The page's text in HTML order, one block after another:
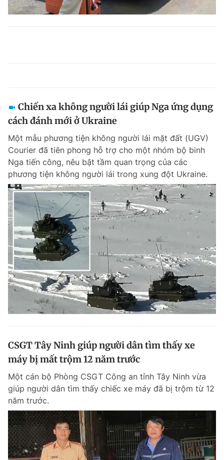
Chiến xa không người lái giúp Nga ứng dụng
cách đánh mới ở Ukraine
Một mẫu phương tiện không người lái mặt đất (UGV)
Courier đã tiên phong hỗ trợ cho một nhóm bộ binh
Nga tiến công, nêu bật tầm quan trọng của các
phương tiện không người lái trong xung đột Ukraine.
CSGT Tây Ninh giúp người dân tìm thấy xe
máy bị mất trộm 12 năm trước
Một cán bộ Phòng CSGT Công an tỉnh Tây Ninh vừa
giúp người dân tìm thấy chiếc xe máy đã bị trộm từ 12
năm trước.